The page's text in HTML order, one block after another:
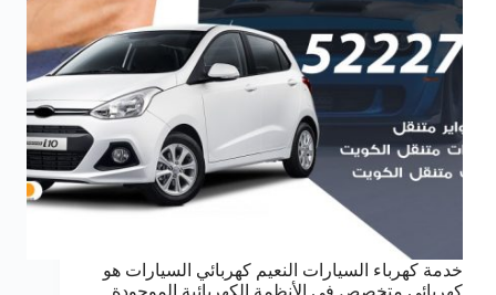
خدمة كهرباء السيارات النعيم كهربائي السيارات هو
كهربائي متخصص في الأنظمة الكهربائية الموجودة